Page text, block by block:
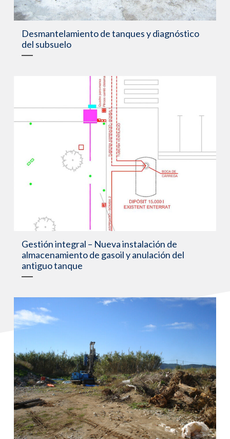
Desmantelamiento de tanques y diagnóstico
del subsuelo
Gestión integral – Nueva instalación de
almacenamiento de gasoil y anulación del
antiguo tanque